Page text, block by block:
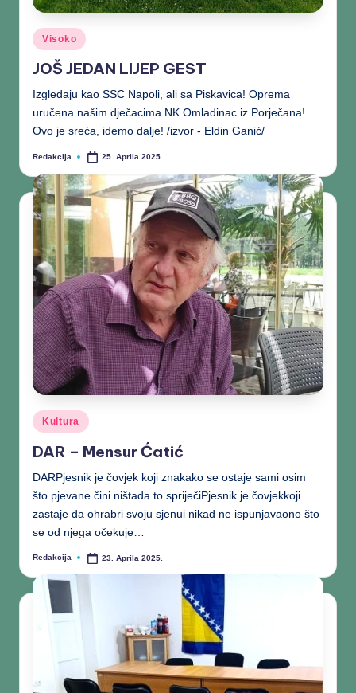
Visoko
JOŠ JEDAN LIJEP GEST
Izgledaju kao SSC Napoli, ali sa Piskavica! Oprema
uručena našim dječacima NK Omladinac iz Porječana!
Ovo je sreća, idemo dalje! /izvor - Eldin Ganić/
Redakcija 25. Aprila 2025.
Kultura
DAR – Mensur Ćatić
DĀRPjesnik je čovjek koji znakako se ostaje sami osim
što pjevane čini ništada to spriječiPjesnik je čovjekkoji
zastaje da ohrabri svoju sjenui nikad ne ispunjavaono što
se od njega očekuje…
Redakcija 23. Aprila 2025.